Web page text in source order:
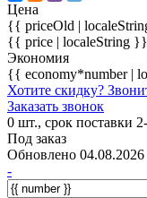
Цена
{{ priceOld |
{{ price | localeString }}
Экономия
{{ economy*number |
Хотите скидку?
Заказать звонок
0 шт., срок поставки
Под заказ
Обновлено 04.08.2026
-